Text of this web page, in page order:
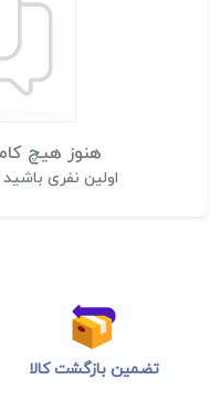
هنوز هیچ
اولین نفری
تضمین بازگشت کالا